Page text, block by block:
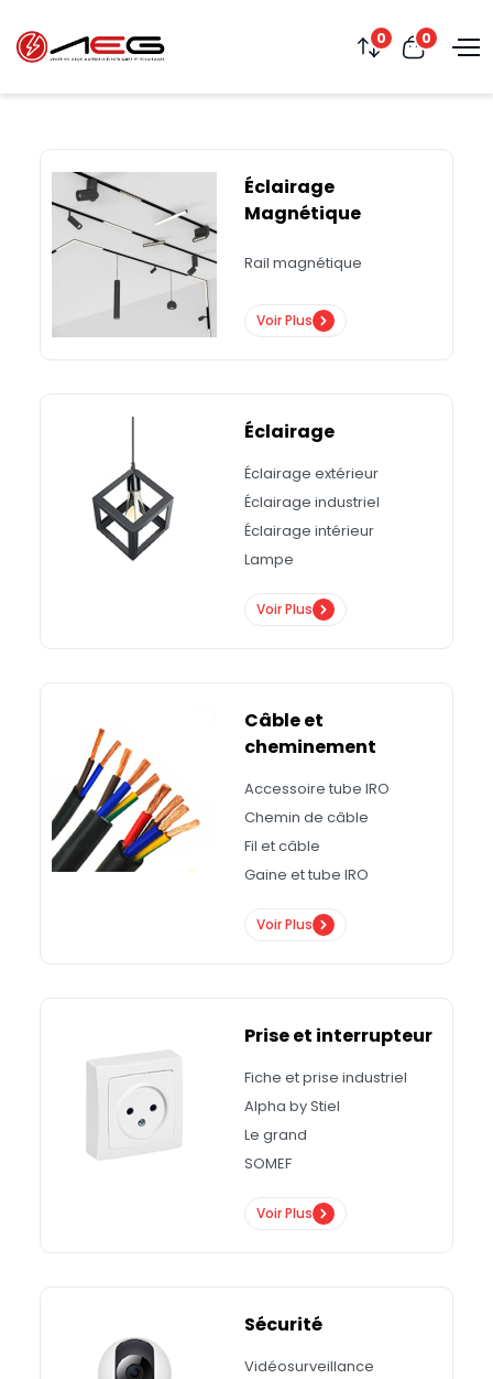
0 0
Éclairage
Magnétique
Rail magnétique
Voir Plus
Éclairage
Éclairage extérieur
Éclairage industriel
Éclairage intérieur
Lampe
Voir Plus
Câble et
cheminement
Accessoire tube IRO
Chemin de câble
Fil et câble
Gaine et tube IRO
Voir Plus
Prise et interrupteur
Fiche et prise industriel
Alpha by Stiel
Le grand
SOMEF
Voir Plus
Sécurité
Vidéosurveillance